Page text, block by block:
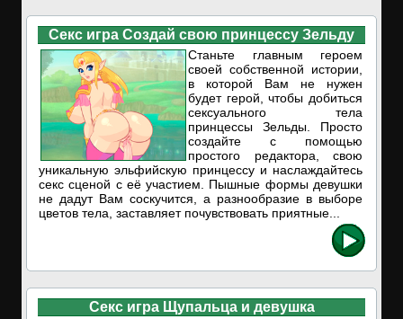
Секс игра Создай свою принцессу Зельду
Станьте главным героем
своей собственной истории,
в которой Вам не нужен
будет герой, чтобы добиться
сексуального тела
принцессы Зельды. Просто
создайте с помощью
простого редактора, свою
уникальную эльфийскую принцессу и наслаждайтесь
секс сценой с её участием. Пышные формы девушки
не дадут Вам соскучится, а разнообразие в выборе
цветов тела, заставляет почувствовать приятные...
Секс игра Щупальца и девушка